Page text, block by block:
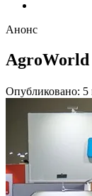
Анонс
AgroWorld
Опубликовано: 5